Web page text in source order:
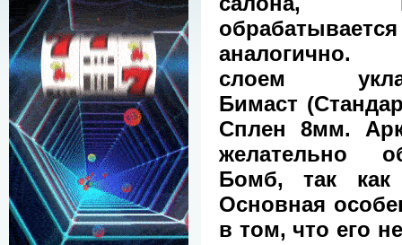
аналогично.
слоем
Бимаст
Сплен 8мм.
желательно
Бомб, так
Основная
в том, что его